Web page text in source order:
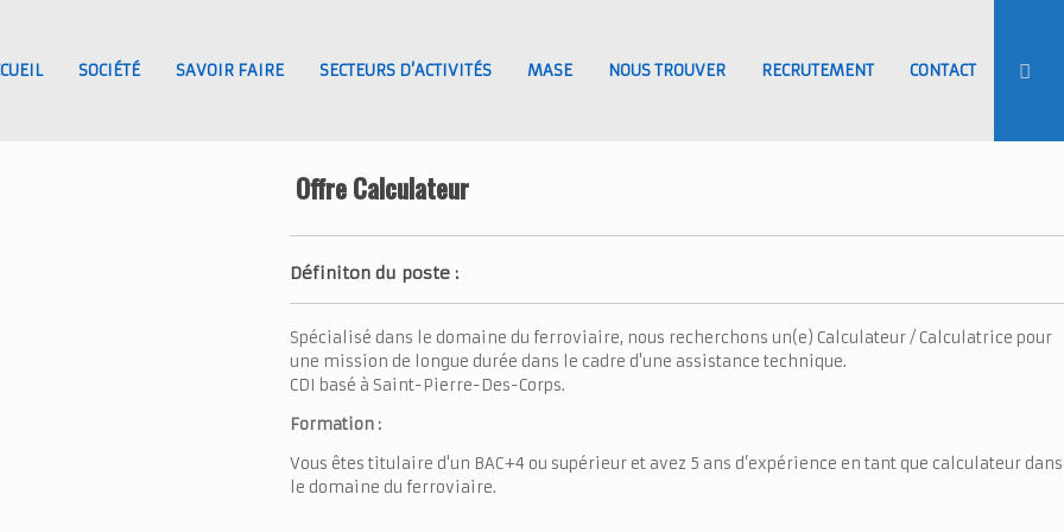
SOCIÉTÉ SAVOIR FAIRE SECTEURS D’ACTIVITÉS MASE NOUS TROUVER RECRUTEMENT CONTACT
Offre Calculateur
Définiton du poste :
Spécialisé dans le domaine du ferroviaire, nous recherchons un(e) Calculateur / Calculatrice pour
une mission de longue durée dans le cadre d'une assistance technique.
CDI basé à Saint-Pierre-Des-Corps.
Formation :
Vous êtes titulaire d'un BAC+4 ou supérieur et avez 5 ans d’expérience en tant que calculateur dans
le domaine du ferroviaire.